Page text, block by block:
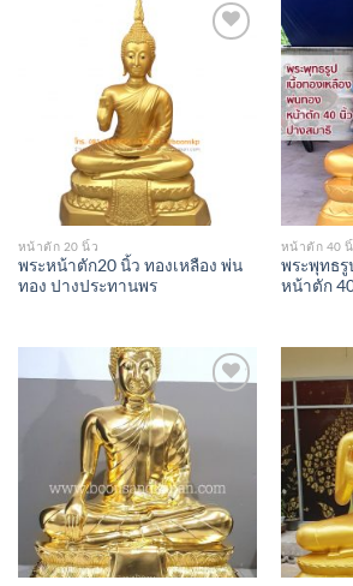
หน้าตัก 20 นิ้ว
พระหน้าตัก20 นิ้ว ทองเหลือง พ่น
ทอง ปางประทานพร
หน้าตัก 40
พระพุทธรู
หน้าตัก